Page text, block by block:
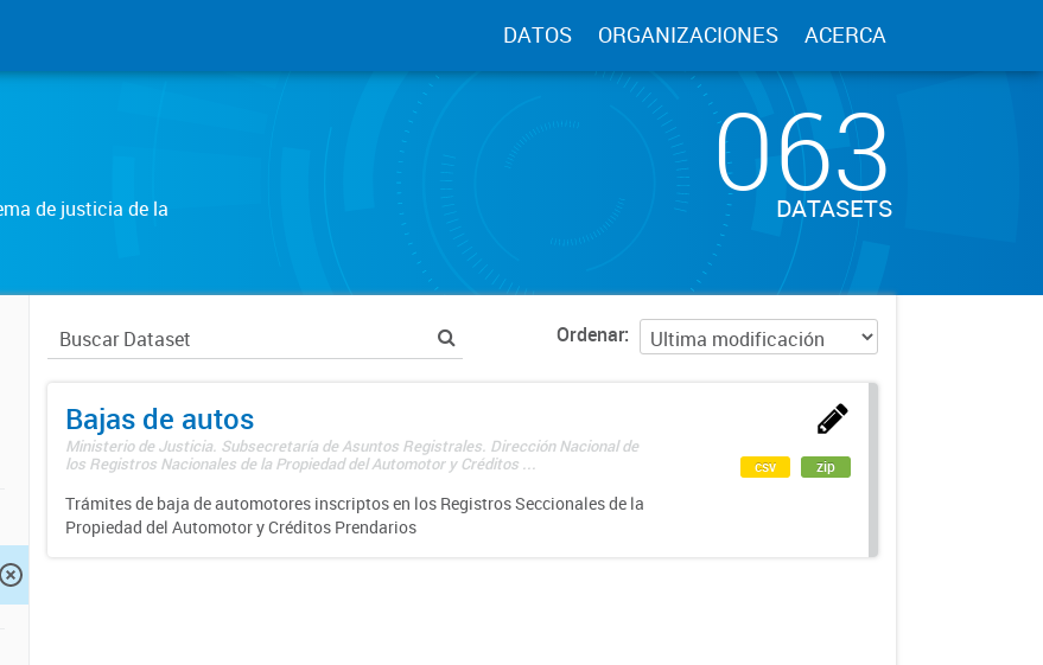
DATOS ORGANIZACIONES ACERCA
de justicia de la
063
DATASETS
Ordenar
Bajas de autos
Ministerio de Justicia. Subsecretaría de Asuntos Registrales. Dirección Nacional de
los Registros Nacionales de la Propiedad del Automotor y Créditos ...
Trámites de baja de automotores inscriptos en los Registros Seccionales de la
Propiedad del Automotor y Créditos Prendarios
csv zip